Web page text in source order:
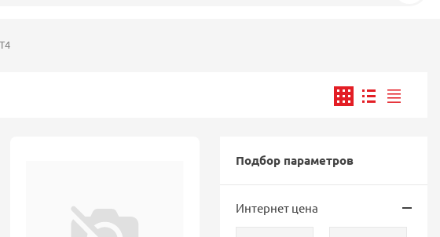
Подбор параметров
Интернет цена